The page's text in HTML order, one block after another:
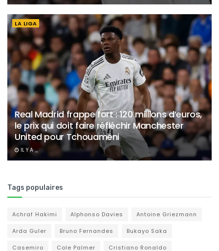
LA LIGA
Real Madrid frappe fort : 120 millions d’euros,
le prix qui doit faire réfléchir Manchester
United pour Tchouaméni
IL Y A _
Tags populaires
Achraf Hakimi Alphonso Davies Antoine Griezmann
Arda Guler Bruno Fernandes Bukayo Saka
Casemiro Cole Palmer Cristiano Ronaldo